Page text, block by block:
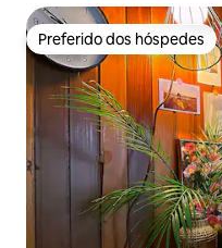
ar livre
Preferido dos hóspedes
Preferido dos hóspedes